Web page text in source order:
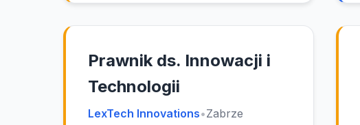
Prawnik ds. Innowacji i
Technologii
LexTech Innovations•Zabrze